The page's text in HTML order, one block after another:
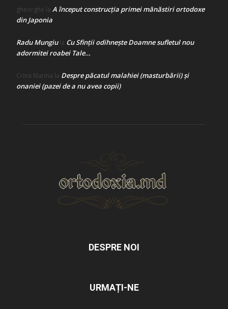
gheorghe la A început construcţia primei mănăstiri ortodoxe
din Japonia
Radu Mungiula Cu Sfinții odihnește Doamne sufletul nou
adormitei roabei Tale…
Crina Marina la Despre păcatul malahiei (masturbării) şi
onaniei (pazei de a nu avea copii)
DESPRE NOI
URMAȚI-NE